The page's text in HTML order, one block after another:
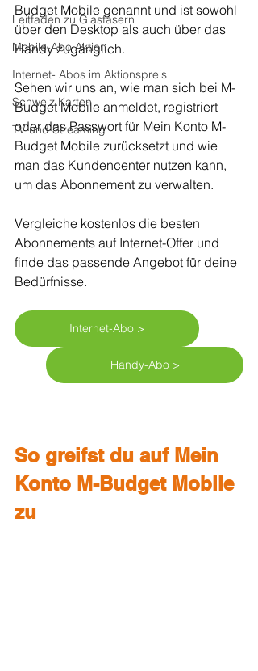
Leitfaden zu Glasfasern
Mobile-Abo Aktion
Internet- Abos im Aktionspreis
Schweiz Karten
TV und Streaming
Budget Mobile genannt und ist sowohl
über den Desktop als auch über das
Handy zugänglich.
Sehen wir uns an, wie man sich bei M-
Budget Mobile anmeldet, registriert
oder das Passwort für Mein Konto M-
Budget Mobile zurücksetzt und wie
man das Kundencenter nutzen kann,
um das Abonnement zu verwalten.
Vergleiche kostenlos die besten
Abonnements auf Internet-Offer und
finde das passende Angebot für deine
Bedürfnisse.
Internet-Abo >
Handy-Abo >
So greifst du auf Mein
Konto M-Budget Mobile
zu